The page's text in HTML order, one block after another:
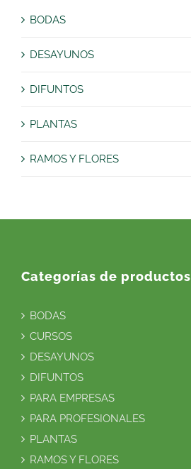
BODAS
DESAYUNOS
DIFUNTOS
PLANTAS
RAMOS Y FLORES
Categorías de productos
BODAS
CURSOS
DESAYUNOS
DIFUNTOS
PARA EMPRESAS
PARA PROFESIONALES
PLANTAS
RAMOS Y FLORES